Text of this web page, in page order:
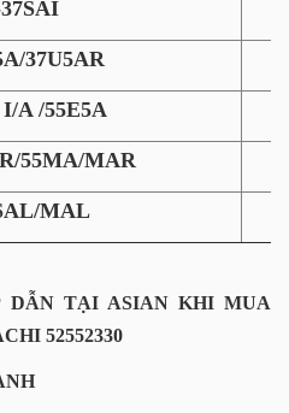
37U5AR
I/A /55E5A
55MA/MAR
MAL
DẪN TẠI ASIAN KHI MUA
52552330